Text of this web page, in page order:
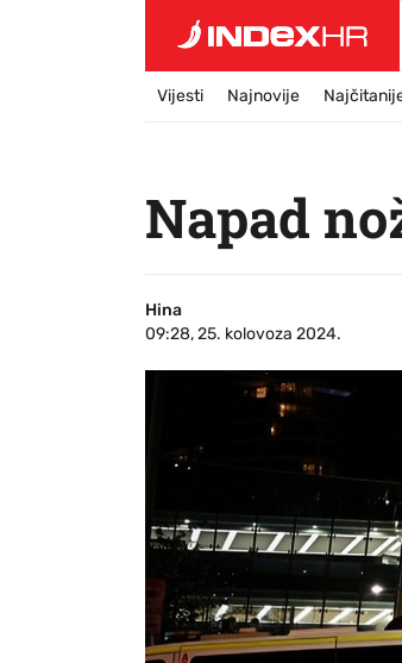
Vijesti Najnovije
Napad
Hina
09:28, 25. kolovoza 2024.